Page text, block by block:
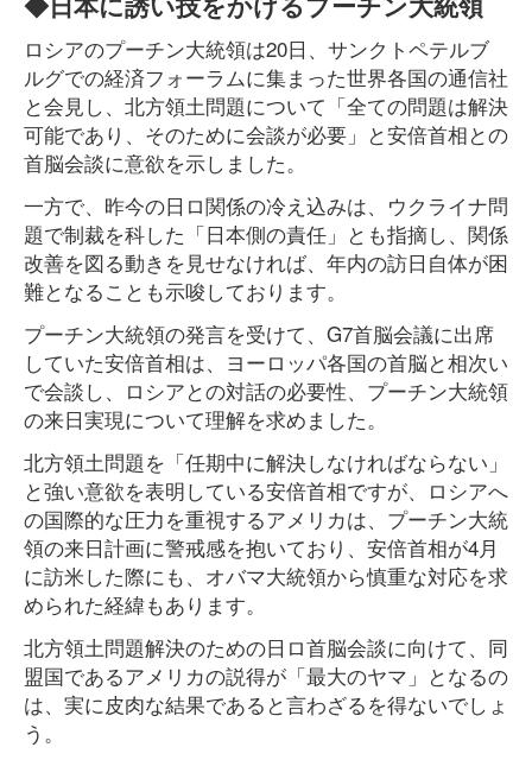
ロシアのプーチン大統領は20日、サンクトペテルブ
ルグでの経済フォーラムに集まった世界各国の通信社
と会見し、北方領土問題について「全ての問題は解決
可能であり、そのために会談が必要」と安倍首相との
首脳会談に意欲を示しました。
一方で、昨今の日ロ関係の冷え込みは、ウクライナ問
題で制裁を科した「日本側の責任」とも指摘し、関係
改善を図る動きを見せなければ、年内の訪日自体が困
難となることも示唆しております。
プーチン大統領の発言を受けて、G7首脳会議に出席
していた安倍首相は、ヨーロッパ各国の首脳と相次い
で会談し、ロシアとの対話の必要性、プーチン大統領
の来日実現について理解を求めました。
北方領土問題を「任期中に解決しなければならない」
と強い意欲を表明している安倍首相ですが、ロシアへ
の国際的な圧力を重視するアメリカは、プーチン大統
領の来日計画に警戒感を抱いており、安倍首相が4月
に訪米した際にも、オバマ大統領から慎重な対応を求
められた経緯もあります。
北方領土問題解決のための日ロ首脳会談に向けて、同
盟国であるアメリカの説得が「最大のヤマ」となるの
は、実に皮肉な結果であると言わざるを得ないでしょ
う。